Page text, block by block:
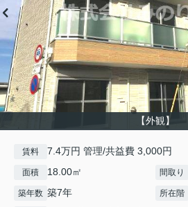
【外観】
賃料 7.4万円 管理/共益費 3,000円
面積 18.00㎡ 間取り
築年数 築7年 所在階